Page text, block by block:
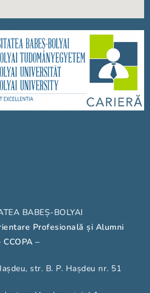
BABEȘ-BOLYAI
Profesională și Alumni
CCOPA–
str. B. P. Hașdeu nr. 51